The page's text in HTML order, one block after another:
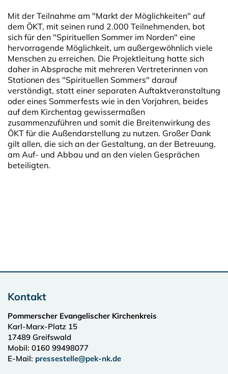
Mit der Teilnahme am "Markt der Möglichkeiten" auf
dem ÖKT, mit seinen rund 2.000 Teilnehmenden, bot
sich für den "Spirituellen Sommer im Norden" eine
hervorragende Möglichkeit, um außergewöhnlich viele
Menschen zu erreichen. Die Projektleitung hatte sich
daher in Absprache mit mehreren Vertreterinnen von
Stationen des "Spirituellen Sommers" darauf
verständigt, statt einer separaten Auftaktveranstaltung
oder eines Sommerfests wie in den Vorjahren, beides
auf dem Kirchentag gewissermaßen
zusammenzuführen und somit die Breitenwirkung des
ÖKT für die Außendarstellung zu nutzen. Großer Dank
gilt allen, die sich an der Gestaltung, an der Betreuung,
am Auf- und Abbau und an den vielen Gesprächen
beteiligten.
Kontakt
Pommerscher Evangelischer Kirchenkreis
Karl-Marx-Platz 15
17489 Greifswald
Mobil: 0160 99498077
E-Mail: pressestelle@pek-nk.de